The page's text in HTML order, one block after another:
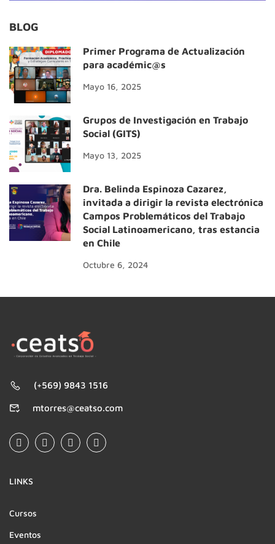
BLOG
Primer Programa de Actualización
para académic@s
Mayo 16, 2025
Grupos de Investigación en Trabajo
Social (GITS)
Mayo 13, 2025
Dra. Belinda Espinoza Cazarez,
invitada a dirigir la revista electrónica
Campos Problemáticos del Trabajo
Social Latinoamericano, tras estancia
en Chile
Octubre 6, 2024
(+569) 9843 1516
mtorres@ceatso.com
LINKS
Cursos
Eventos